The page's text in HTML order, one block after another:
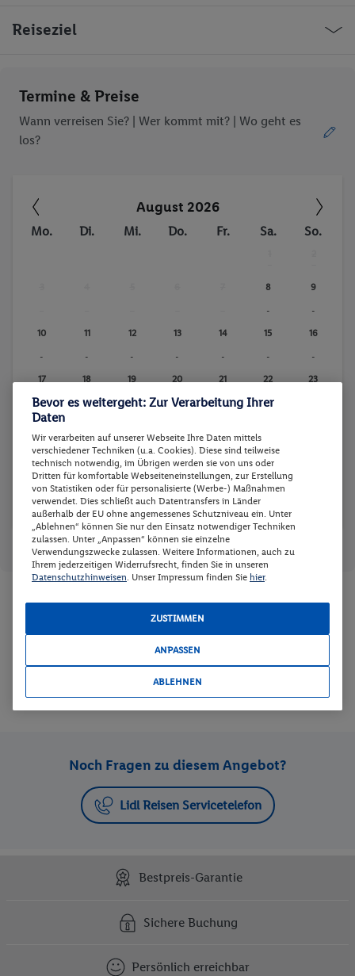
Reiseziel
Termine & Preise
Wann verreisen Sie? | Wer kommt mit? | Wo geht es
los?
August 2026
Mo. Di. Mi. Do. Fr. Sa. So.
8
-
9
-
10
-
11
-
12
-
13
-
14
-
15
-
16
-
17
-
18
-
19
-
20
-
21
-
22
-
23
24
- - - - - -
31
-
Reisedaten zurücksetzen Günstigster Preis p.P.
Zimmer und Verpflegung wählen
Wann verreisen Sie? |Wer kommt mit?| Wo geht es los?
Noch Fragen zu diesem Angebot?
Lidl Reisen Servicetelefon
Bestpreis-Garantie
Sichere Buchung
Persönlich erreichbar
Bevor es weitergeht: Zur Verarbeitung Ihrer
Daten
Wir verarbeiten auf unserer Webseite Ihre Daten mittels
verschiedener Techniken (u.a. Cookies). Diese sind teilweise
technisch notwendig, im Übrigen werden sie von uns oder
Dritten für komfortable Webseiteneinstellungen, zur Erstellung
von Statistiken oder für personalisierte (Werbe-) Maßnahmen
verwendet. Dies schließt auch Datentransfers in Länder
außerhalb der EU ohne angemessenes Schutzniveau ein. Unter
„Ablehnen“ können Sie nur den Einsatz notwendiger Techniken
zulassen. Unter „Anpassen“ können sie einzelne
Verwendungszwecke zulassen. Weitere Informationen, auch zu
Ihrem jederzeitigen Widerrufsrecht, finden Sie in unseren
Datenschutzhinweisen . Unser Impressum finden Sie hier.
ZUSTIMMEN
ANPASSEN
ABLEHNEN